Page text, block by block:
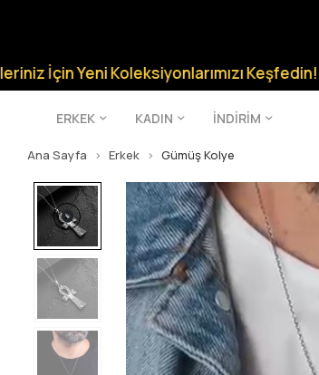
Koleksiyonlarımızı Keşfedin! İpek
ERKEK KADIN İNDİRİM
Ana Sayfa Erkek Gümüş Kolye